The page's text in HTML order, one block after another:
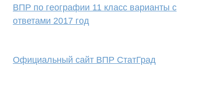
ВПР по географии 11 класс варианты с
ответами 2017 год
Официальный сайт ВПР СтатГрад